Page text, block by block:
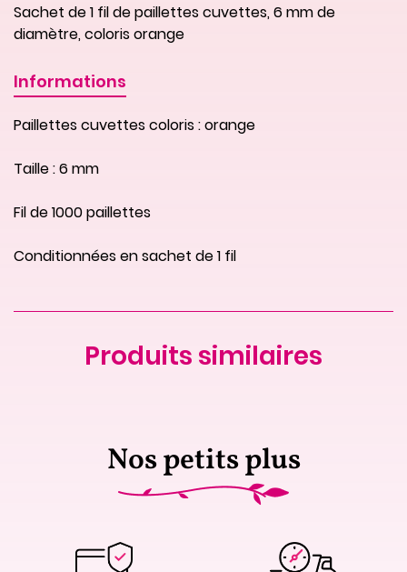
Sachet de 1 fil de paillettes cuvettes, 6 mm de
diamètre, coloris orange
Informations
Paillettes cuvettes coloris : orange
Taille : 6 mm
Fil de 1000 paillettes
Conditionnées en sachet de 1 fil
Produits similaires
Nos petits plus